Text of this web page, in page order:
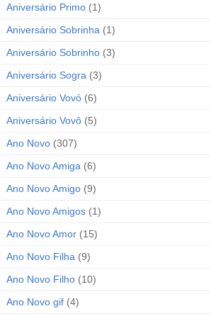
Aniversário Primo (1)
Aniversário Sobrinha (1)
Aniversário Sobrinho (3)
Aniversário Sogra (3)
Aniversário Vovó (6)
Aniversário Vovô (5)
Ano Novo (307)
Ano Novo Amiga (6)
Ano Novo Amigo (9)
Ano Novo Amigos (1)
Ano Novo Amor (15)
Ano Novo Filha (9)
Ano Novo Filho (10)
Ano Novo gif (4)